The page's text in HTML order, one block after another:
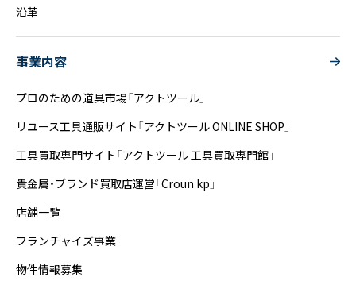
沿革
事業内容
プロのための道具市場「アクトツール」
リユース工具通販サイト「アクトツール ONLINE SHOP」
工具買取専門サイト「アクトツール 工具買取専門館」
貴金属・ブランド買取店運営「Croun kp」
店舗一覧
フランチャイズ事業
物件情報募集